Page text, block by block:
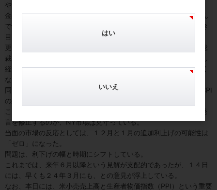
やすリスクに注意せねばならない」とも語っていた。
金融政策の効果が出るのは１年～１年半後程度とされ、今後、潜ん
でいた悪影響がタイムラグをもって顕在化する可能性には引き続き
目配りせねばなるまい。
更に、来年FOMCで投票権を持つサンフランシスコ連銀デイリー総
裁は１１日の米経済テレビ出演時に「インフレ抑制の進展が失速し
経済が力強く推移する場合、政策金利を再び引き上げざるを得なく
なる可能性がある」と警鐘を鳴らしていた。
同氏は、FOMC内でハト派の主導格とされているだけに、今回のCPI
の結果に対して、どのようにコメントするか注目されている。
ことほど左様に慎重であったFRB高官たちが、今後、どのように発
言を修正するのか、NY市場は見守っている。
当面の市場の反応としては、１２月と１月の追加利上げの可能性は
「ゼロ」になった。
問題は、利下げの幅と時期にシフトしている。
これまでは、来年６月以降という見解が支配的であったが、１４日
には、早くも２４年３月にも、との意見が浮上している。
なお、本日には、米小売売上高と生産者物価指数（PPI）という重要
はい
いいえ